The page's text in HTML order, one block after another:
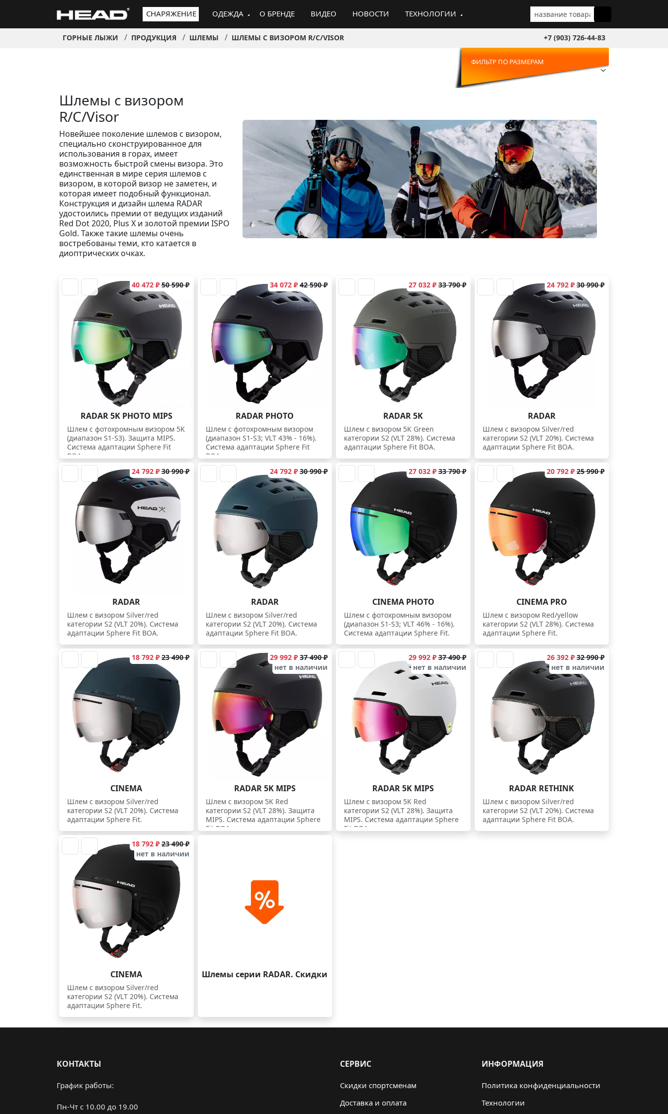
СНАРЯЖЕНИЕ ОДЕЖДА О БРЕНДЕ ВИДЕО НОВОСТИ ТЕХНОЛОГИИ
ГОРНЫЕ ЛЫЖИ ПРОДУКЦИЯ ШЛЕМЫ ШЛЕМЫ С ВИЗОРОМ R/C/VISOR +7 (903) 726-44-83
ФИЛЬТР ПО РАЗМЕРАМ
Шлемы с визором
R/C/Visor
Новейшее поколение шлемов с визором,
специально сконструированное для
использования в горах, имеет
возможность быстрой смены визора. Это
единственная в мире серия шлемов с
визором, в которой визор не заметен, и
которая имеет подобный функционал.
Конструкция и дизайн шлема RADAR
удостоились премии от ведущих изданий
Red Dot 2020, Plus X и золотой премии ISPO
Gold. Также такие шлемы очень
востребованы теми, кто катается в
диоптрических очках.
40 472 ₽50 590 ₽
RADAR 5K PHOTO MIPS
Шлем с фотохромным визором 5K
(диапазон S1-S3). Защита MIPS.
Система адаптации Sphere Fit
BOA.
34 072 ₽ 42 590 ₽
RADAR PHOTO
Шлем с фотохромным визором
(диапазон S1-S3; VLT 43% - 16%).
Система адаптации Sphere Fit
BOA.
27 032 ₽33 790 ₽
RADAR 5K
Шлем с визором 5K Green
категории S2 (VLT 28%). Система
адаптации Sphere Fit BOA.
24 792 ₽ 30 990 ₽
RADAR
Шлем с визором Silver/red
категории S2 (VLT 20%). Система
адаптации Sphere Fit BOA.
24 792 ₽30 990 ₽
RADAR
Шлем с визором Silver/red
категории S2 (VLT 20%). Система
адаптации Sphere Fit BOA.
24 792 ₽ 30 990 ₽
RADAR
Шлем с визором Silver/red
категории S2 (VLT 20%). Система
адаптации Sphere Fit BOA.
27 032 ₽33 790 ₽
CINEMA PHOTO
Шлем с фотохромным визором
(диапазон S1-S3; VLT 46% - 16%).
Система адаптации Sphere Fit.
20 792 ₽ 25 990 ₽
CINEMA PRO
Шлем с визором Red/yellow
категории S2 (VLT 28%). Система
адаптации Sphere Fit.
18 792 ₽23 490 ₽
CINEMA
Шлем с визором Silver/red
категории S2 (VLT 20%). Система
адаптации Sphere Fit.
29 992 ₽ 37 490 ₽
нет в наличии
RADAR 5K MIPS
Шлем с визором 5K Red
категории S2 (VLT 28%). Защита
MIPS. Система адаптации Sphere
Fit BOA.
29 992 ₽37 490 ₽
нет в наличии
RADAR 5K MIPS
Шлем с визором 5K Red
категории S2 (VLT 28%). Защита
MIPS. Система адаптации Sphere
Fit BOA.
26 392 ₽ 32 990 ₽
нет в наличии
RADAR RETHINK
Шлем с визором Silver/red
категории S2 (VLT 20%). Система
адаптации Sphere Fit BOA.
18 792 ₽23 490 ₽
нет в наличии
CINEMA
Шлем с визором Silver/red
категории S2 (VLT 20%). Система
адаптации Sphere Fit.
Шлемы серии RADAR. Скидки
КОНТАКТЫ
График работы:
Пн-Чт с 10.00 до 19.00
СЕРВИС
Скидки спортсменам
Доставка и оплата
ИНФОРМАЦИЯ
Политика конфиденциальности
Технологии